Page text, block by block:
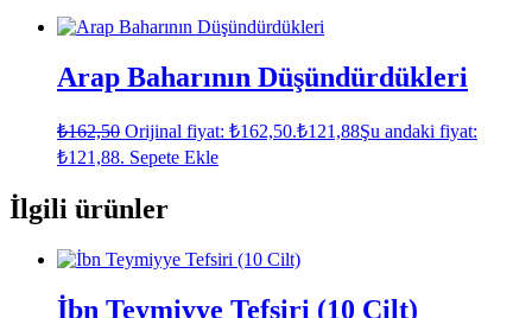
Arap Baharının Düşündürdükleri
₺162,50 Orijinal fiyat: ₺162,50.₺121,88Şu andaki fiyat:
₺121,88. Sepete Ekle
İlgili ürünler
İbn Teymiyye Tefsiri (10 Cilt)